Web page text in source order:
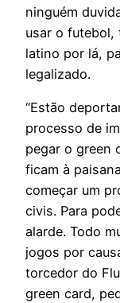
ninguém
usar o futebol,
latino por lá,
legalizado.
“Estão
processo de
pegar o green
ficam à
começar um
civis. Para
alarde. Todo
jogos por
torcedor do
green card,